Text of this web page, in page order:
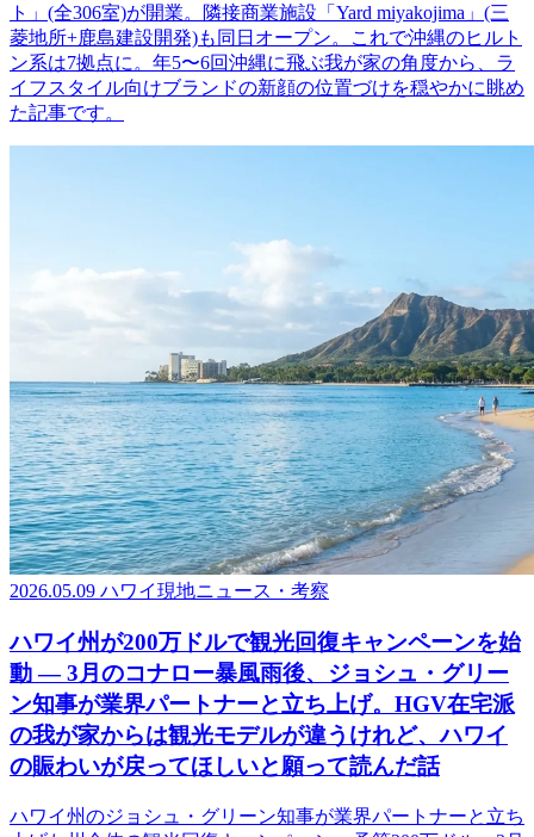
ト」(全306室)が開業。隣接商業施設「Yard miyakojima」(三
菱地所+鹿島建設開発)も同日オープン。これで沖縄のヒルト
ン系は7拠点に。年5〜6回沖縄に飛ぶ我が家の角度から、ラ
イフスタイル向けブランドの新顔の位置づけを穏やかに眺め
た記事です。
2026.05.09 ハワイ現地ニュース・考察
ハワイ州が200万ドルで観光回復キャンペーンを始
動 ― 3月のコナロー暴風雨後、ジョシュ・グリー
ン知事が業界パートナーと立ち上げ。HGV在宅派
の我が家からは観光モデルが違うけれど、ハワイ
の賑わいが戻ってほしいと願って読んだ話
ハワイ州のジョシュ・グリーン知事が業界パートナーと立ち